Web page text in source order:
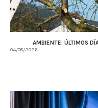
AMBIENTE: ÚLTIMOS
04/08/2026